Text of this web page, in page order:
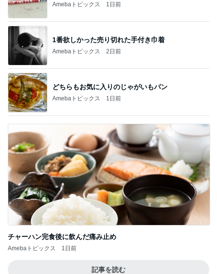
Amebaトピックス 1日前
1番欲しかった売り切れた手付き巾着
Amebaトピックス 2日前
どちらもお気に入りのじゃがいもパン
Amebaトピックス 1日前
チャーハン完食後に飲んだ痛み止め
Amebaトピックス 1日前
記事を読む